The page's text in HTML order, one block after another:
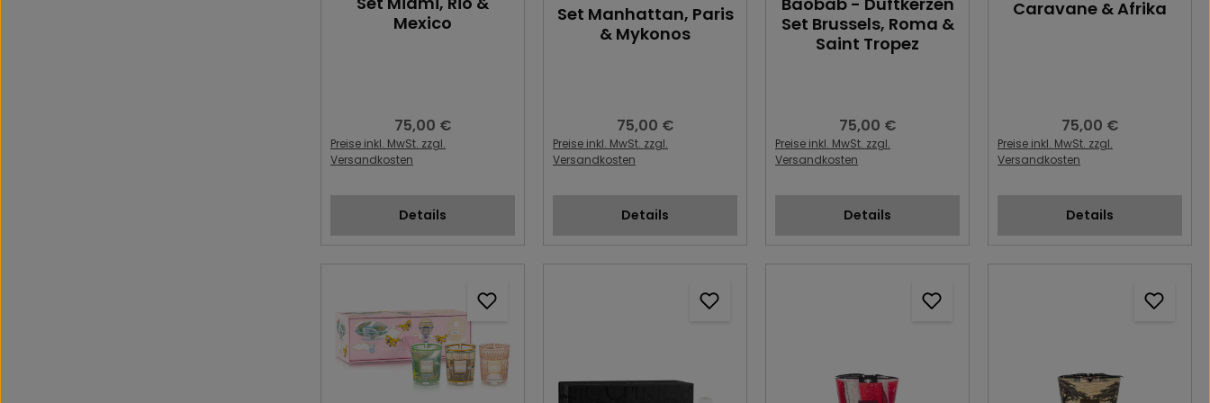
Mexico
Regulärer Preis:
75,00 €
Preise inkl. MwSt. zzgl.
Versandkosten
Details
Set Manhattan, Paris
& Mykonos
Regulärer Preis:
75,00 €
Preise inkl. MwSt. zzgl.
Versandkosten
Details
Set Brussels, Roma &
Saint Tropez
Regulärer Preis:
75,00 €
Preise inkl. MwSt. zzgl.
Versandkosten
Details
Caravane & Afrika
Regulärer Preis:
75,00 €
Preise inkl. MwSt. zzgl.
Versandkosten
Details